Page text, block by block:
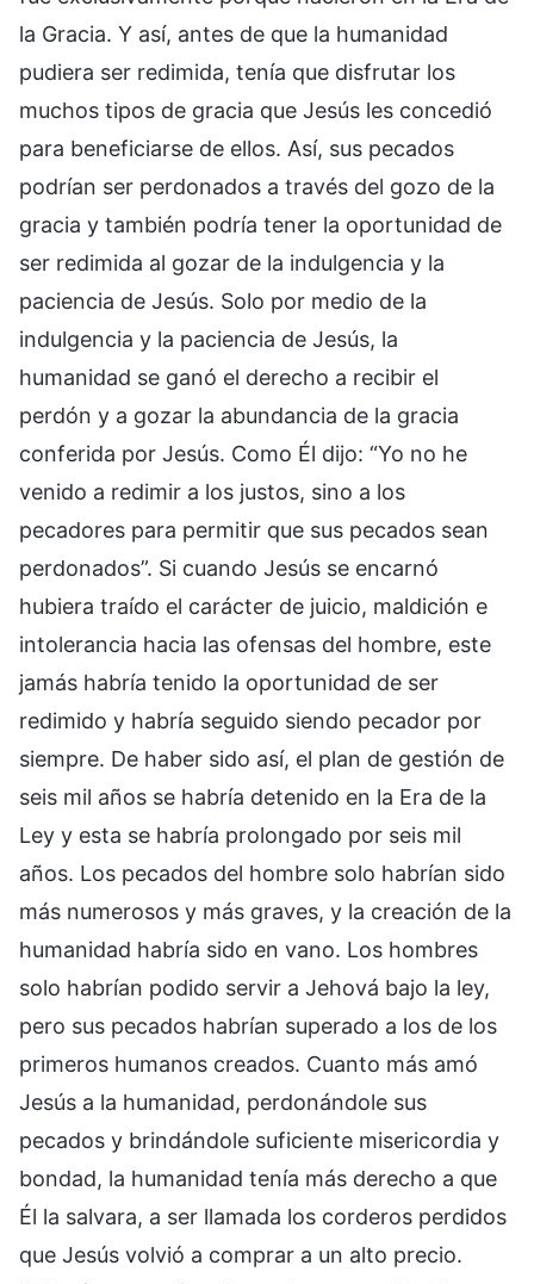
la Gracia. Y así, antes de que la humanidad
pudiera ser redimida, tenía que disfrutar los
muchos tipos de gracia que Jesús les concedió
para beneficiarse de ellos. Así, sus pecados
podrían ser perdonados a través del gozo de la
gracia y también podría tener la oportunidad de
ser redimida al gozar de la indulgencia y la
paciencia de Jesús. Solo por medio de la
indulgencia y la paciencia de Jesús, la
humanidad se ganó el derecho a recibir el
perdón y a gozar la abundancia de la gracia
conferida por Jesús. Como Él dijo: “Yo no he
venido a redimir a los justos, sino a los
pecadores para permitir que sus pecados sean
perdonados”. Si cuando Jesús se encarnó
hubiera traído el carácter de juicio, maldición e
intolerancia hacia las ofensas del hombre, este
jamás habría tenido la oportunidad de ser
redimido y habría seguido siendo pecador por
siempre. De haber sido así, el plan de gestión de
seis mil años se habría detenido en la Era de la
Ley y esta se habría prolongado por seis mil
años. Los pecados del hombre solo habrían sido
más numerosos y más graves, y la creación de la
humanidad habría sido en vano. Los hombres
solo habrían podido servir a Jehová bajo la ley,
pero sus pecados habrían superado a los de los
primeros humanos creados. Cuanto más amó
Jesús a la humanidad, perdonándole sus
pecados y brindándole suficiente misericordia y
bondad, la humanidad tenía más derecho a que
Él la salvara, a ser llamada los corderos perdidos
que Jesús volvió a comprar a un alto precio.